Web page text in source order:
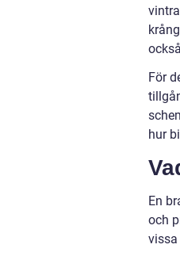
För
hur
En
och
vissa